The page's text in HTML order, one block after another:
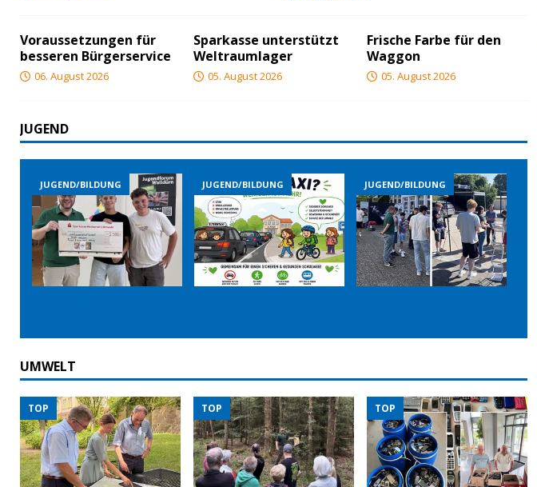
Voraussetzungen für
besseren Bürgerservice
06. August 2026
Sparkasse unterstützt
Weltraumlager
05. August 2026
Frische Farbe für den
Waggon
05. August 2026
JUGEND
BILDUNG JUGEND/BILDUNG JUGEND/BILDUNG JUGEND/BILDUNG
UMWELT
TOP TOP TOP